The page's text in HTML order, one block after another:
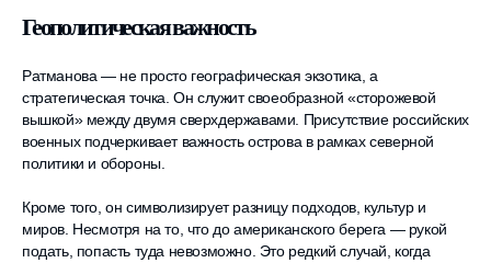
Геополитическая важность
Ратманова — не просто географическая экзотика, а
стратегическая точка. Он служит своеобразной «сторожевой
вышкой» между двумя сверхдержавами. Присутствие российских
военных подчеркивает важность острова в рамках северной
политики и обороны.
Кроме того, он символизирует разницу подходов, культур и
миров. Несмотря на то, что до американского берега — рукой
подать, попасть туда невозможно. Это редкий случай, когда